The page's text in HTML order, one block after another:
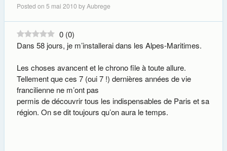
Posted on 5 mai 2010 byAubrege
0 (0)
Dans 58 jours, je m’installerai dans les Alpes-Maritimes.
Les choses avancent et le chrono file à toute allure.
Tellement que ces 7 (oui 7 !) dernières années de vie
francilienne ne m’ont pas
permis de découvrir tous les indispensables de Paris et sa
région. On se dit toujours qu’on aura le temps.